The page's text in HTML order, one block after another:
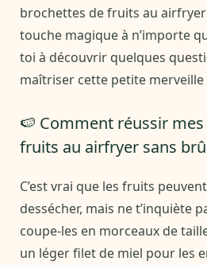
brochettes de fruits au
touche magique à n’importe
toi à découvrir quelques
maîtriser cette petite merveille
🍉 Comment réussir
fruits au airfryer sans
C’est vrai que les fruits
dessécher, mais ne t’inquiète
coupe-les en morceaux de
un léger filet de miel pour les